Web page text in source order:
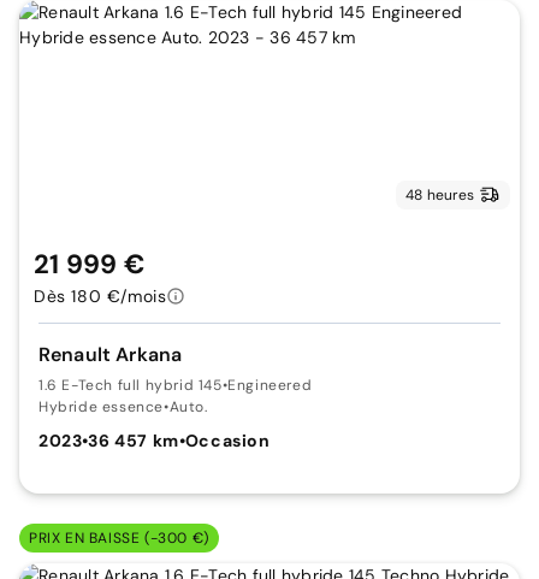
48 heures
Renault Arkana
1.6 E-Tech full hybrid 145•Engineered
Hybride essence•Auto.
2023•36 457 km•Occasion
21 999 €
Dès 180 €/mois
PRIX EN BAISSE (-300 €)